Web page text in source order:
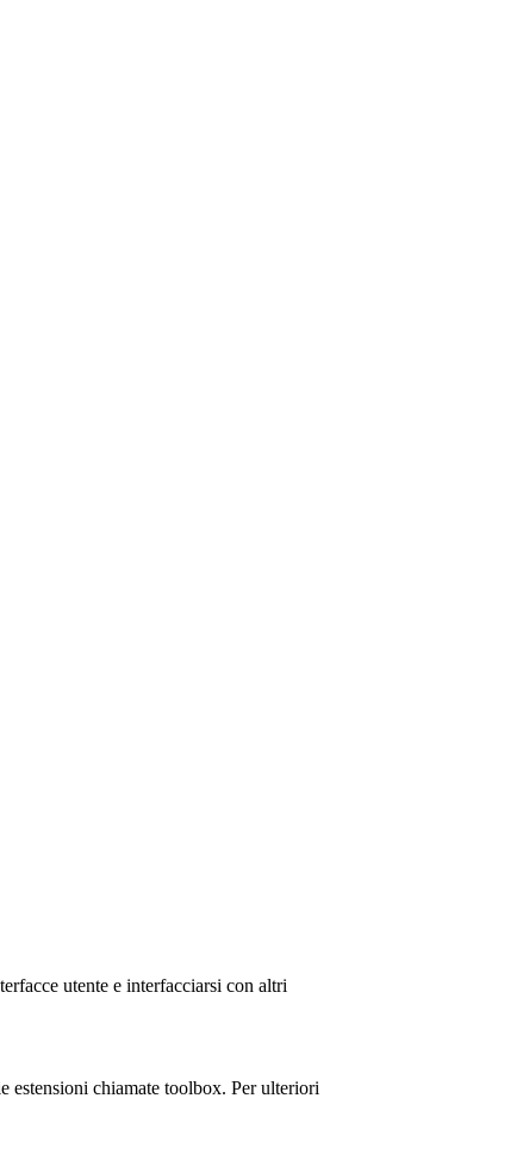
utente e interfacciarsi con altri
estensioni chiamate toolbox. Per ulteriori